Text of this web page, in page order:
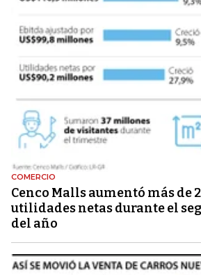
COMERCIO
Cenco Malls aumentó más de
utilidades netas durante el
del año